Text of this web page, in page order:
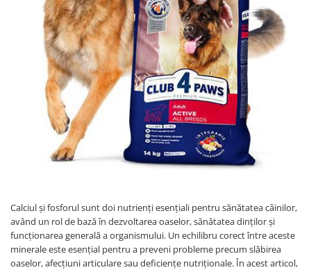
Calciul și fosforul sunt doi nutrienți esențiali pentru sănătatea câinilor,
având un rol de bază în dezvoltarea oaselor, sănătatea dinților și
funcționarea generală a organismului. Un echilibru corect între aceste
minerale este esențial pentru a preveni probleme precum slăbirea
oaselor, afecțiuni articulare sau deficiențe nutriționale. În acest articol,